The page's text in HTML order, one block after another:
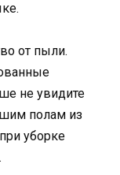
от пыли.
не увидите
полам из
уборке